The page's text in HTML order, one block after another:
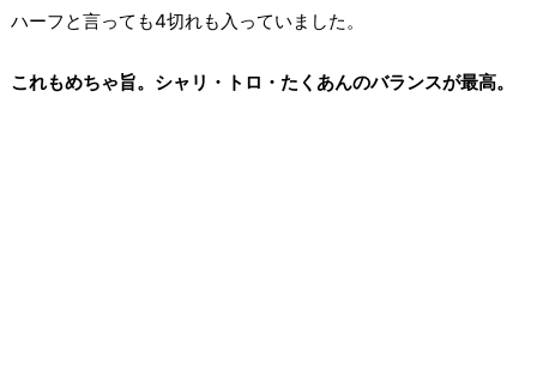
ハーフと言っても4切れも入っていました。
これもめちゃ旨。シャリ・トロ・たくあんのバランスが最高。